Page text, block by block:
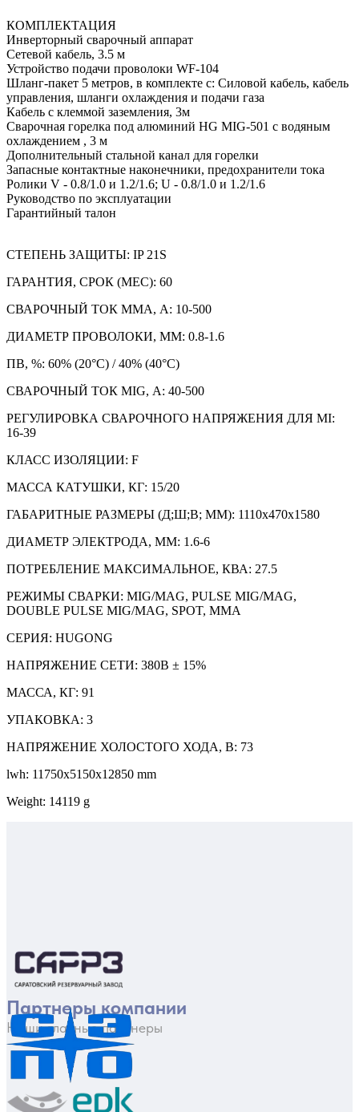
КОМПЛЕКТАЦИЯ
Инверторный сварочный аппарат
Сетевой кабель, 3.5 м
Устройство подачи проволоки WF-104
Шланг-пакет 5 метров, в комплекте с: Силовой кабель, кабель
управления, шланги охлаждения и подачи газа
Кабель с клеммой заземления, 3м
Сварочная горелка под алюминий HG MIG-501 c водяным
охлаждением , 3 м
Дополнительный стальной канал для горелки
Запасные контактные наконечники, предохранители тока
Ролики V - 0.8/1.0 и 1.2/1.6; U - 0.8/1.0 и 1.2/1.6
Руководство по эксплуатации
Гарантийный талон
СТЕПЕНЬ ЗАЩИТЫ: IP 21S
ГАРАНТИЯ, СРОК (МЕС): 60
СВАРОЧНЫЙ ТОК ММА, А: 10-500
ДИАМЕТР ПРОВОЛОКИ, ММ: 0.8-1.6
ПВ, %: 60% (20°С) / 40% (40°С)
СВАРОЧНЫЙ ТОК MIG, А: 40-500
РЕГУЛИРОВКА СВАРОЧНОГО НАПРЯЖЕНИЯ ДЛЯ MI:
16-39
КЛАСС ИЗОЛЯЦИИ: F
МАССА КАТУШКИ, КГ: 15/20
ГАБАРИТНЫЕ РАЗМЕРЫ (Д;Ш;В; ММ): 1110х470х1580
ДИАМЕТР ЭЛЕКТРОДА, ММ: 1.6-6
ПОТРЕБЛЕНИЕ МАКСИМАЛЬНОЕ, КВА: 27.5
РЕЖИМЫ СВАРКИ: MIG/MAG, PULSE MIG/MAG,
DOUBLE PULSE MIG/MAG, SPOT, MMA
СЕРИЯ: HUGONG
НАПРЯЖЕНИЕ СЕТИ: 380В ± 15%
МАССА, КГ: 91
УПАКОВКА: 3
НАПРЯЖЕНИЕ ХОЛОСТОГО ХОДА, В: 73
lwh: 11750x5150x12850 mm
Weight: 14119 g
Партнеры компании
Наши главные партнеры